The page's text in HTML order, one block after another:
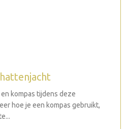
kompas tijdens deze
hoe je een kompas gebruikt,